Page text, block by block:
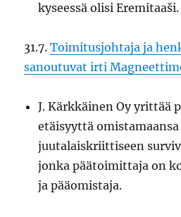
kyseessä olisi Eremitaaši.
31.7.Toimitusjohtaja ja
sanoutuvat irti
J. Kärkkäinen Oy yrittää
etäisyyttä
juutalaiskriittiseen
jonka päätoimittaja on
ja pääomistaja.